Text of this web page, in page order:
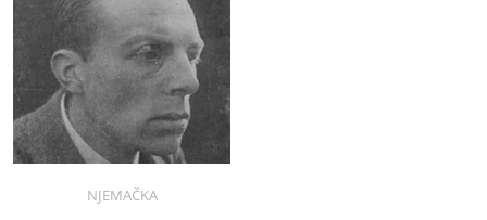
NJEMAČKA